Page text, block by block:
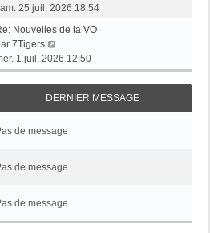
g
e
e
s
g
e
s
s
a
g
o
r
e
e
i
r
s
s
25 juil. 2026 18:54
Nouvelles de la VO
7Tigers
o
i
r
l
e
d
n
e
1 juil. 2026 12:50
DERNIER MESSAGE
de message
de message
de message